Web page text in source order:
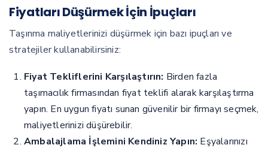
Fiyatları Düşürmek İçin İpuçları
Taşınma maliyetlerinizi düşürmek için bazı ipuçları ve
stratejiler kullanabilirsiniz:
Fiyat Tekliflerini Karşılaştırın: Birden fazla
taşımacılık firmasından fiyat teklifi alarak karşılaştırma
yapın. En uygun fiyatı sunan güvenilir bir firmayı seçmek,
maliyetlerinizi düşürebilir.
Ambalajlama İşlemini Kendiniz Yapın: Eşyalarınızı